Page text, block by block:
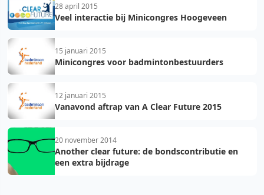
28 april 2015
Veel interactie bij Minicongres Hoogeveen
15 januari 2015
Minicongres voor badmintonbestuurders
12 januari 2015
Vanavond aftrap van A Clear Future 2015
20 november 2014
Another clear future: de bondscontributie en
een extra bijdrage